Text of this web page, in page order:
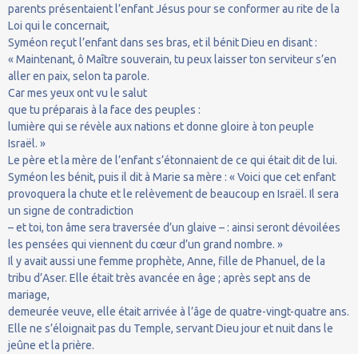
parents présentaient l’enfant Jésus pour se conformer au rite de la
Loi qui le concernait,
Syméon reçut l’enfant dans ses bras, et il bénit Dieu en disant :
« Maintenant, ô Maître souverain, tu peux laisser ton serviteur s’en
aller en paix, selon ta parole.
Car mes yeux ont vu le salut
que tu préparais à la face des peuples :
lumière qui se révèle aux nations et donne gloire à ton peuple
Israël. »
Le père et la mère de l’enfant s’étonnaient de ce qui était dit de lui.
Syméon les bénit, puis il dit à Marie sa mère : « Voici que cet enfant
provoquera la chute et le relèvement de beaucoup en Israël. Il sera
un signe de contradiction
– et toi, ton âme sera traversée d’un glaive – : ainsi seront dévoilées
les pensées qui viennent du cœur d’un grand nombre. »
Il y avait aussi une femme prophète, Anne, fille de Phanuel, de la
tribu d’Aser. Elle était très avancée en âge ; après sept ans de
mariage,
demeurée veuve, elle était arrivée à l’âge de quatre-vingt-quatre ans.
Elle ne s’éloignait pas du Temple, servant Dieu jour et nuit dans le
jeûne et la prière.